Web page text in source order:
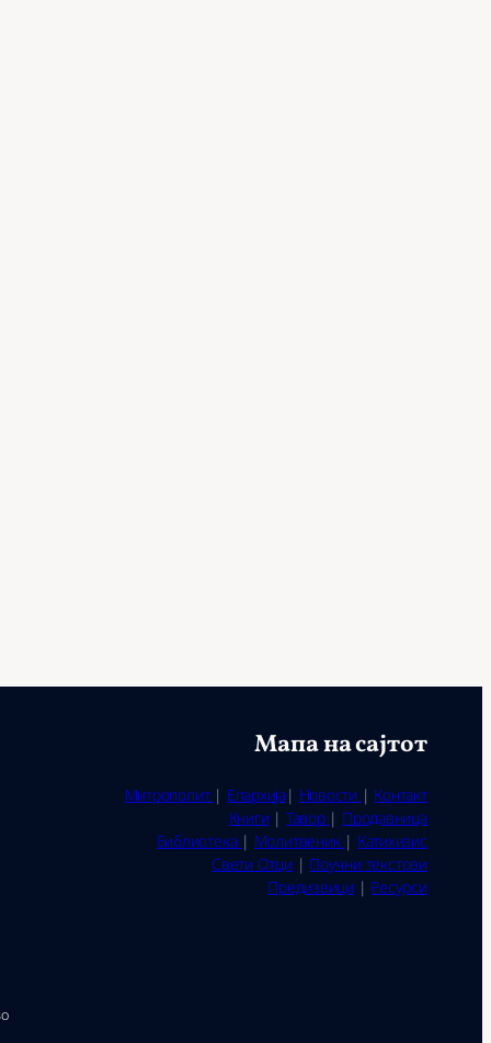
Мапа на сајтот
Митрополит | Епархија| Новости | Контакт
Книги| Тавор | Продавница
Библиотека | Молитвеник | Катихизис
Свети Отци| Поучни текстови
Предизвици | Ресурси